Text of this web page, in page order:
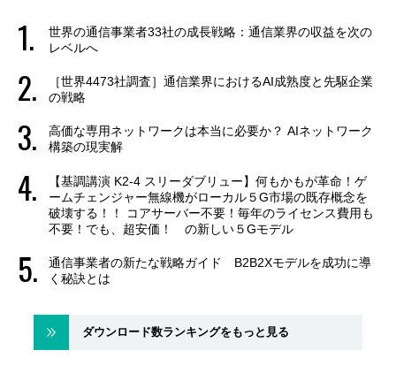
世界の通信事業者33社の成長戦略：通信業界の収益を次の
レベルへ
［世界4473社調査］通信業界におけるAI成熟度と先駆企業
の戦略
高価な専用ネットワークは本当に必要か？ AIネットワーク
構築の現実解
【基調講演 K2-4 スリーダブリュー】何もかもが革命！ゲ
ームチェンジャー無線機がローカル５G市場の既存概念を
破壊する！！ コアサーバー不要！毎年のライセンス費用も
不要！でも、超安価！ の新しい５Gモデル
通信事業者の新たな戦略ガイド B2B2Xモデルを成功に導
く秘訣とは
ダウンロード数ランキングをもっと見る